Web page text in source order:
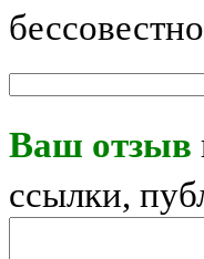
Ваш отзыв
ссылки,